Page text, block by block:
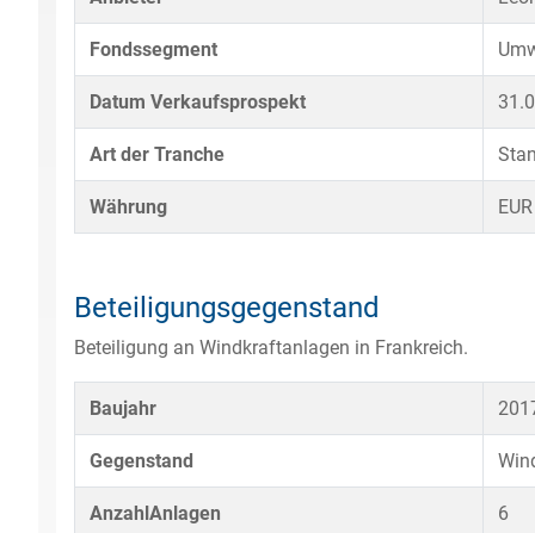
Fondssegment
Datum Verkaufsprospekt
Art der Tranche
Währung EUR
Beteiligungsgegenstand
Beteiligung an Windkraftanlagen in Frankreich.
Baujahr
Gegenstand
AnzahlAnlagen 6